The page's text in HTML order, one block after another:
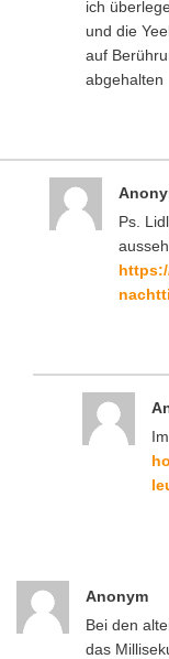
ich
und die
auf
abgehalten
Ps.
Anonym
Bei den
das